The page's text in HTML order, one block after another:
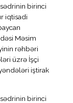
birinci
iqtisadi
Məsim
rəhbəri
üzrə İşçi
iştirak
birinci